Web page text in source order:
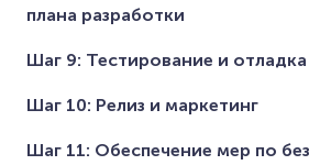
плана разработки
Шаг 9: Тестирование и отладка
Шаг 10: Релиз и маркетинг
Шаг 11: Обеспечение мер по